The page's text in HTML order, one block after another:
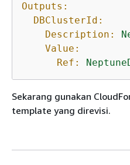
Outputs:
DBClusterId:
Description:
Value:
Ref:
Sekarang gunakan
template yang direvisi.